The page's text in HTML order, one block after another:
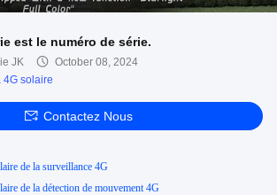
est le numéro de série.
JK
October 08, 2024
4G solaire
Contactez Nous
de la surveillance 4G
de la détection de mouvement 4G